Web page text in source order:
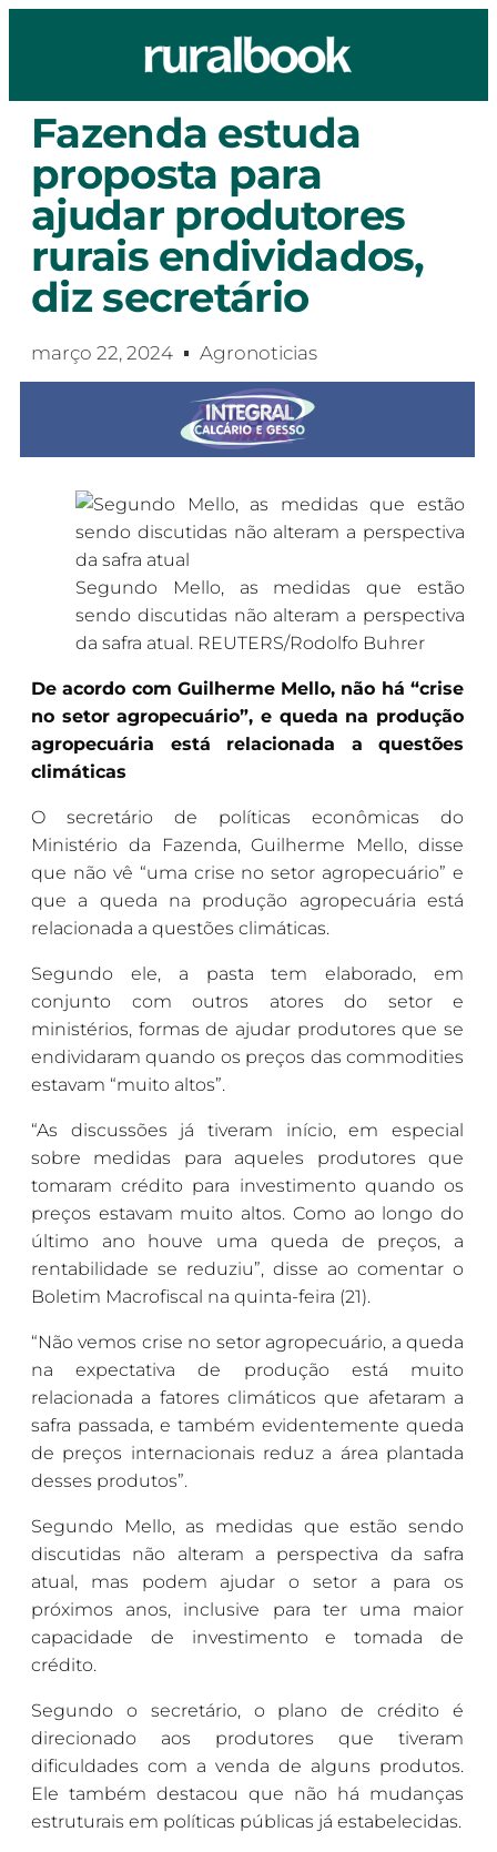
Fazenda estuda
proposta para
ajudar produtores
rurais endividados,
diz secretário
março 22, 2024 Agronoticias
Segundo Mello, as medidas que estão
sendo discutidas não alteram a perspectiva
da safra atual. REUTERS/Rodolfo Buhrer
De acordo com Guilherme Mello, não há “crise
no setor agropecuário”, e queda na produção
agropecuária está relacionada a questões
climáticas
O secretário de políticas econômicas do
Ministério da Fazenda, Guilherme Mello, disse
que não vê “uma crise no setor agropecuário” e
que a queda na produção agropecuária está
relacionada a questões climáticas.
Segundo ele, a pasta tem elaborado, em
conjunto com outros atores do setor e
ministérios, formas de ajudar produtores que se
endividaram quando os preços das commodities
estavam “muito altos”.
“As discussões já tiveram início, em especial
sobre medidas para aqueles produtores que
tomaram crédito para investimento quando os
preços estavam muito altos. Como ao longo do
último ano houve uma queda de preços, a
rentabilidade se reduziu”, disse ao comentar o
Boletim Macrofiscal na quinta-feira (21).
“Não vemos crise no setor agropecuário, a queda
na expectativa de produção está muito
relacionada a fatores climáticos que afetaram a
safra passada, e também evidentemente queda
de preços internacionais reduz a área plantada
desses produtos”.
Segundo Mello, as medidas que estão sendo
discutidas não alteram a perspectiva da safra
atual, mas podem ajudar o setor a para os
próximos anos, inclusive para ter uma maior
capacidade de investimento e tomada de
crédito.
Segundo o secretário, o plano de crédito é
direcionado aos produtores que tiveram
dificuldades com a venda de alguns produtos.
Ele também destacou que não há mudanças
estruturais em políticas públicas já estabelecidas.